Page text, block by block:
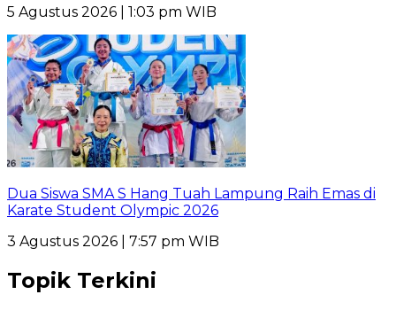
5 Agustus 2026 | 1:03 pm WIB
Dua Siswa SMA S Hang Tuah Lampung Raih Emas di
Karate Student Olympic 2026
3 Agustus 2026 | 7:57 pm WIB
Topik Terkini